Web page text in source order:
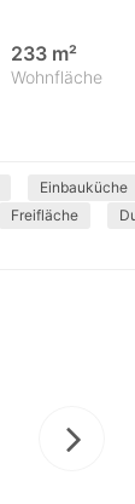
Wohnfläche
233 m²
Einbauküche
Freifläche